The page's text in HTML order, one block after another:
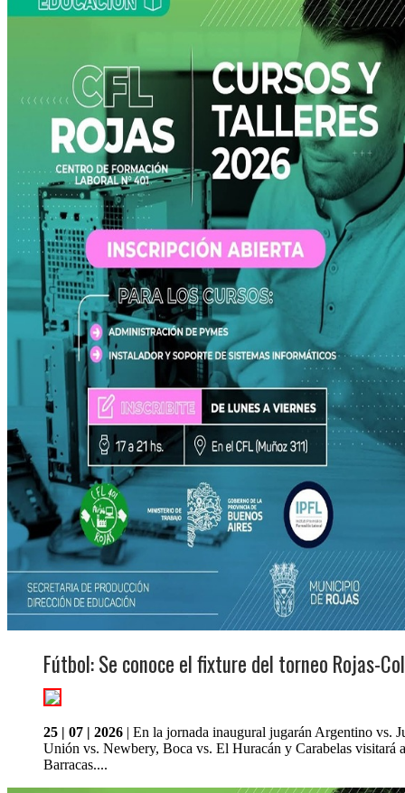
Fútbol: Se conoce el fixture del torneo Rojas-
25 | 07 | 2026 | En la jornada inaugural jugarán Argentino vs.
Unión vs. Newbery, Boca vs. El Huracán y Carabelas visitará a
Barracas....